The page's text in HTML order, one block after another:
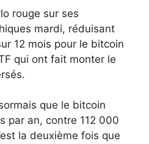
rouge sur ses
mardi, réduisant
12 mois pour le bitcoin
qui ont fait monter le
que le bitcoin
par an, contre 112 000
la deuxième fois que